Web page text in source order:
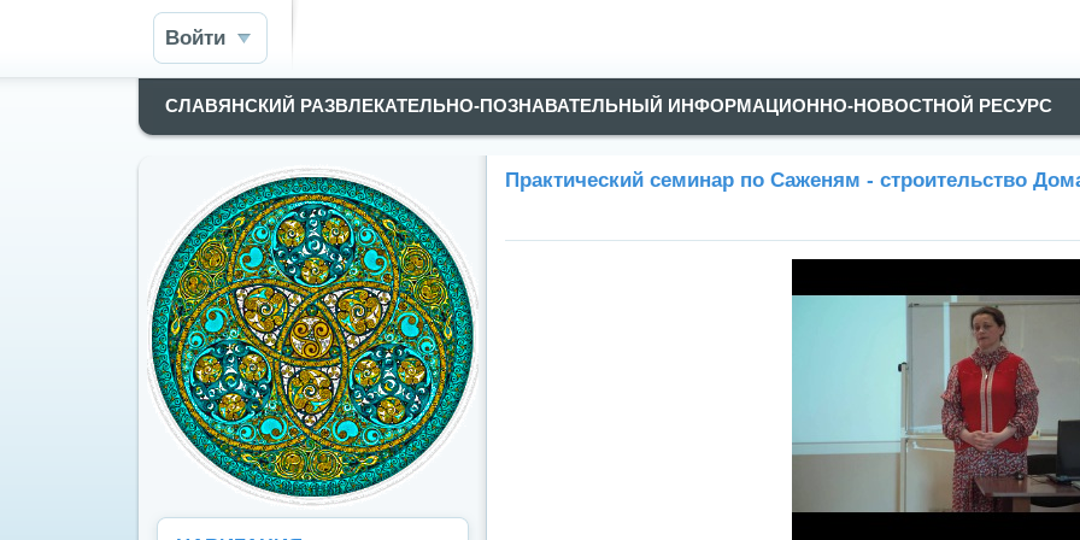
Войти
СЛАВЯНСКИЙ РАЗВЛЕКАТЕЛЬНО-ПОЗНАВАТЕЛЬНЫЙ ИНФОРМАЦИОННО-НОВОСТНОЙ РЕСУРС
Практический семинар по Саженям - строительство